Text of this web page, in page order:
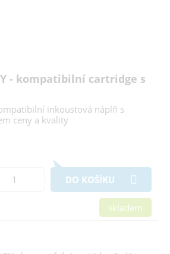
- kompatibilní cartridge s
inkoustová náplň s
ceny a kvality
DO KOŠÍKU
skladem